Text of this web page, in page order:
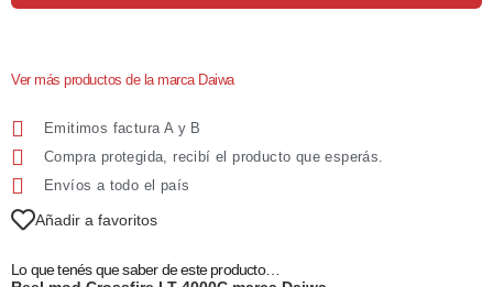
Ver más productos de la marca Daiwa
Emitimos factura A y B
Compra protegida, recibí el producto que esperás.
Envíos a todo el país
Añadir a favoritos
Lo que tenés que saber de este producto…